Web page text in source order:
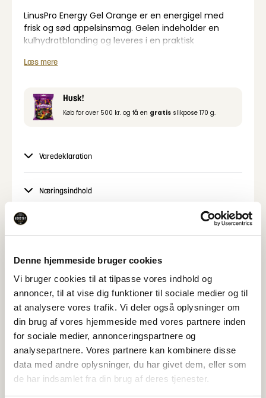
Denne hjemmeside bruger cookies
Vi bruger cookies til at tilpasse vores indhold og
annoncer, til at vise dig funktioner til sociale medier og til
at analysere vores trafik. Vi deler også oplysninger om
din brug af vores hjemmeside med vores partnere inden
for sociale medier, annonceringspartnere og
analysepartnere. Vores partnere kan kombinere disse
data med andre oplysninger, du har givet dem, eller som
de har indsamlet fra din brug af deres tjenester.
LinusPro Energy Gel Orange er en energigel med
frisk og sød appelsinsmag. Gelen indeholder en
kulhydratblanding og leveres i en praktisk
indtage under aktivitet.
Læs mere
Husk!
Køb for over 500 kr. og få en gratis slikpose 170 g.
Varedeklaration
Næringsindhold
Relaterede Produkter
Se også disse produkter